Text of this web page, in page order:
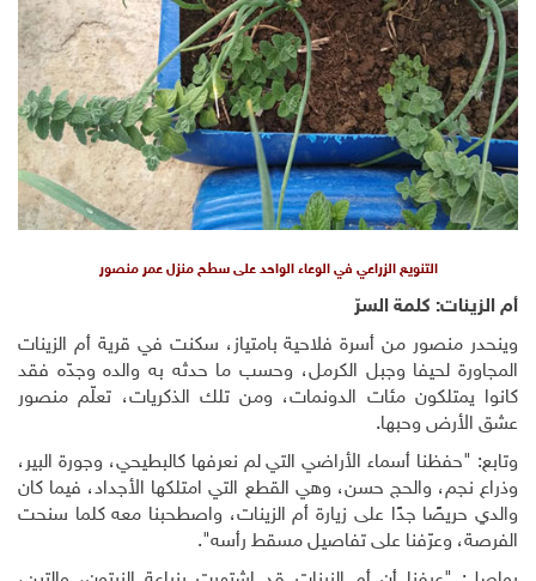
التنويع الزراعي في الوعاء الواحد على سطح منزل عمر منصور
أم الزينات: كلمة السرّ
وينحدر منصور من أسرة فلاحية بامتياز، سكنت في قرية أم الزينات
المجاورة لحيفا وجبل الكرمل، وحسب ما حدثه به والده وجدّه فقد
كانوا يمتلكون مئات الدونمات، ومن تلك الذكريات، تعلّم منصور
عشق الأرض وحبها.
وتابع: "حفظنا أسماء الأراضي التي لم نعرفها كالبطيحي، وجورة البير،
وذراع نجم، والحج حسن، وهي القطع التي امتلكها الأجداد، فيما كان
والدي حريصًا جدًا على زيارة أم الزينات، واصطحبنا معه كلما سنحت
الفرصة، وعرّفنا على تفاصيل مسقط رأسه".